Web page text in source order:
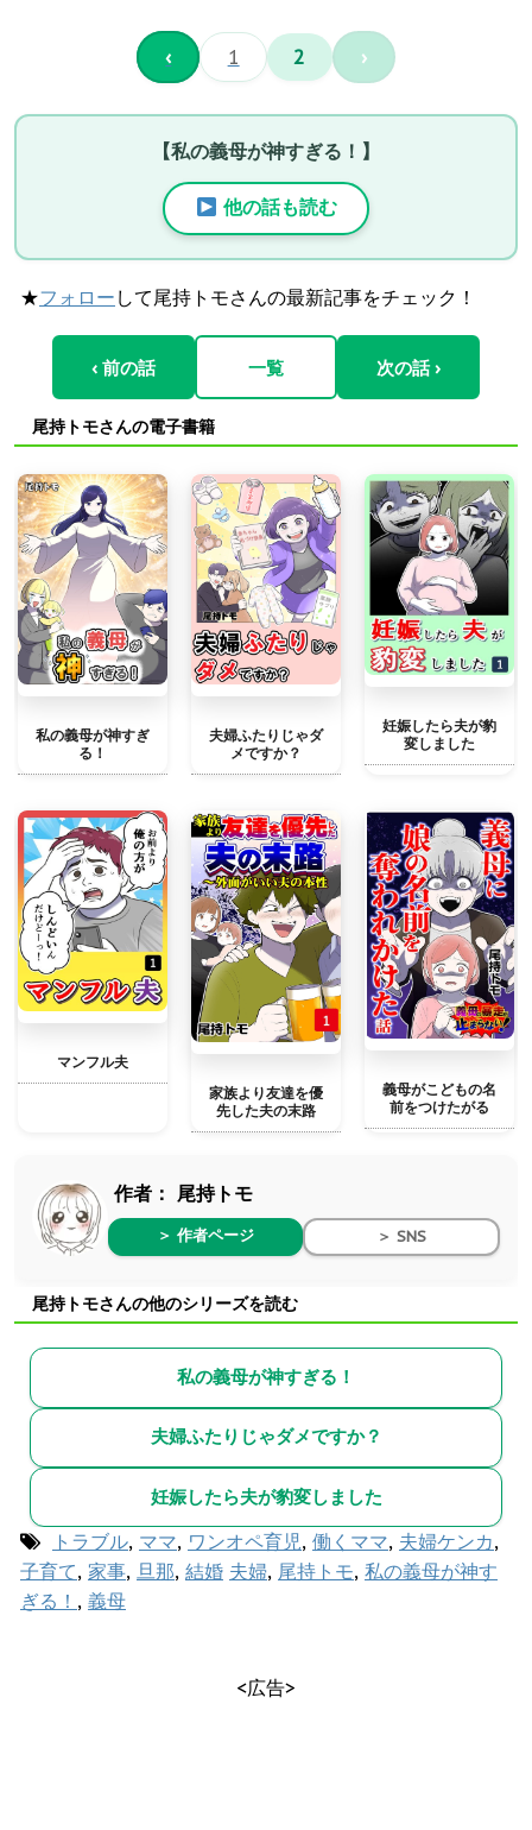
‹ 1 2 ›
【私の義母が神すぎる！】
他の話も読む
★フォロー して尾持トモさんの最新記事をチェック！
‹ 前の話 一覧 次の話 ›
尾持トモさんの電子書籍
私の義母が神すぎ
る！
夫婦ふたりじゃダ
メですか？
妊娠したら夫が豹
変しました
マンフル夫
家族より友達を優
先した夫の末路
義母がこどもの名
前をつけたがる
作者： 尾持トモ
＞ 作者ページ ＞ SNS
尾持トモさんの他のシリーズを読む
私の義母が神すぎる！
夫婦ふたりじゃダメですか？
妊娠したら夫が豹変しました
トラブル, ママ, ワンオペ育児, 働くママ, 夫婦ケンカ,
子育て, 家事, 旦那, 結婚 夫婦, 尾持トモ, 私の義母が神す
ぎる！ , 義母
<広告>